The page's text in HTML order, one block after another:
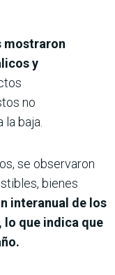
mostraron
y
no
baja.
se observaron
bienes
interanual de los
lo que indica que